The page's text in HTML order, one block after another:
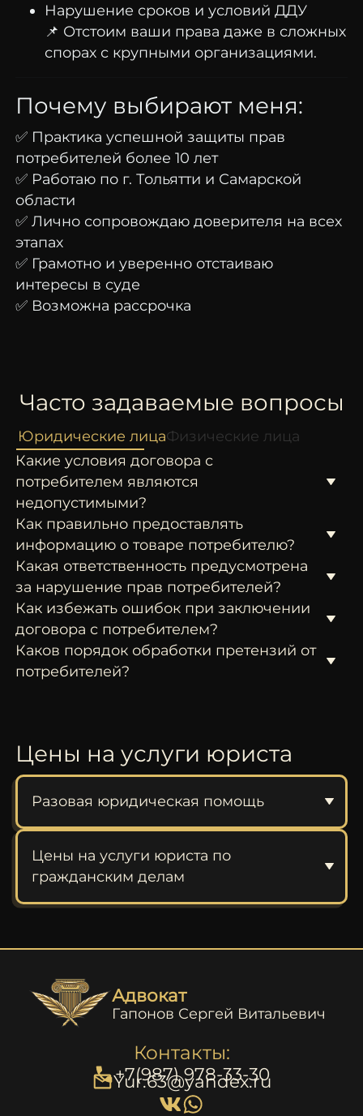
Нарушение сроков и условий ДДУ
📌 Отстоим ваши права даже в сложных
спорах с крупными организациями.
Почему выбирают меня:
✅ Практика успешной защиты прав
потребителей более 10 лет
✅ Работаю по г. Тольятти и Самарской
области
✅ Лично сопровождаю доверителя на всех
этапах
✅ Грамотно и уверенно отстаиваю
интересы в суде
✅ Возможна рассрочка
Часто задаваемые вопросы
Юридические лицаФизические лица
Какие условия договора с
потребителем являются
недопустимыми?
Как правильно предоставлять
информацию о товаре потребителю?
Какая ответственность предусмотрена
за нарушение прав потребителей?
Как избежать ошибок при заключении
договора с потребителем?
Каков порядок обработки претензий от
потребителей?
Цены на услуги юриста
Разовая юридическая помощь
Цены на услуги юриста по
гражданским делам
Контакты:
+7(987) 978-33-30
Yur.63@yandex.ru
Адвокат
Гапонов Сергей Витальевич